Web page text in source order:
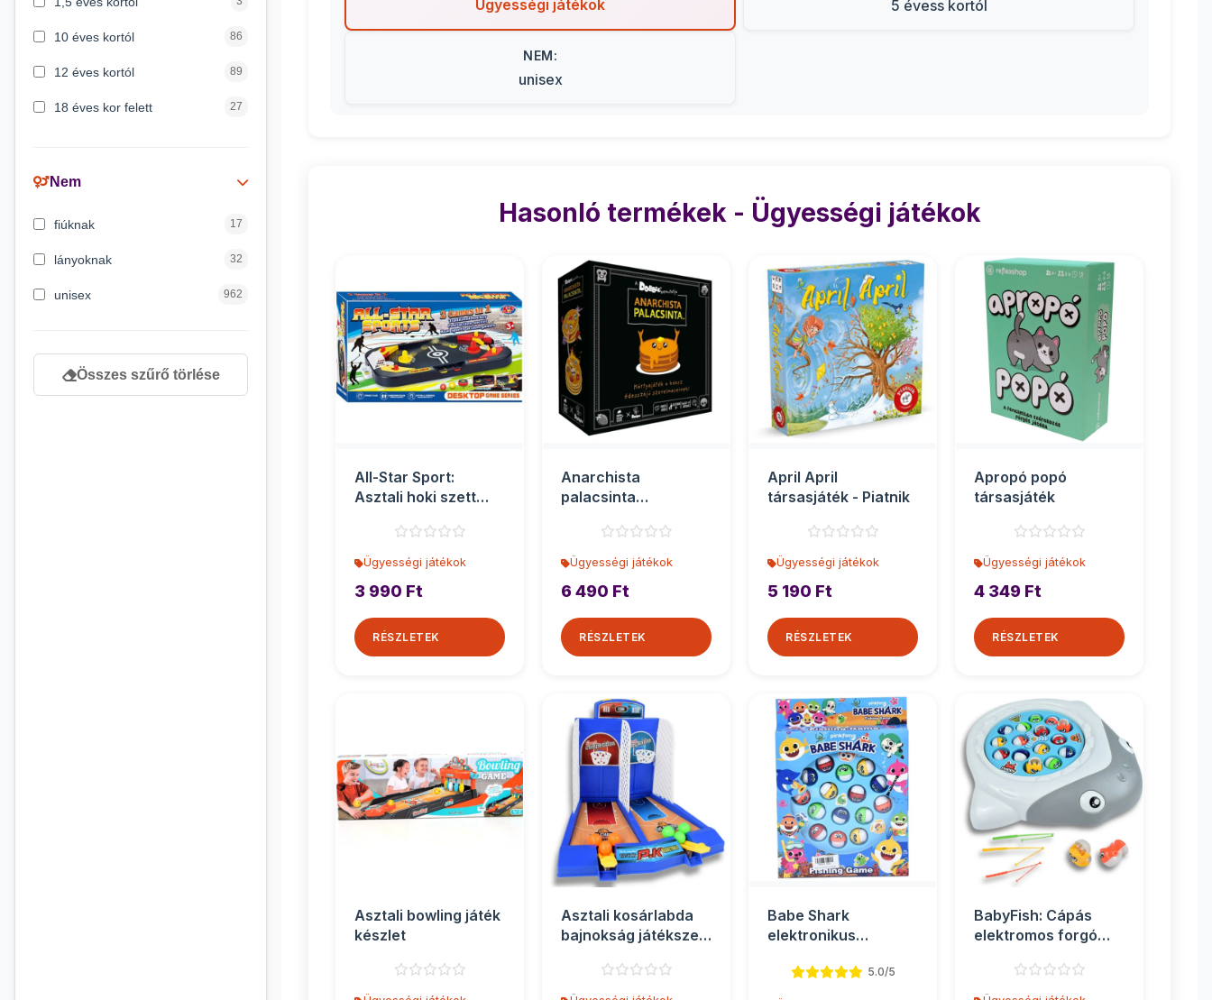
10 éves kortól 86
12 éves kortól 89
18 éves kor felett 27
3 éves kortól 200
7 éves kortól 53
Nem
fiúknak 17
lányoknak 32
unisex 962
Összes szűrő törlése
Ügyességi játékok 5 évess kortól
NEM:
unisex
Hasonló termékek - Ügyességi játékok
All-Star Sport:
Asztali hoki szett
Ügyességi játékok
3 990 Ft
RÉSZLETEK
Anarchista
palacsinta
Ügyességi játékok
6 490 Ft
RÉSZLETEK
April April
társasjáték - Piatnik
Ügyességi játékok
5 190 Ft
RÉSZLETEK
Apropó popó
társasjáték
Ügyességi játékok
4 349 Ft
RÉSZLETEK
Asztali bowling játék
készlet
Asztali kosárlabda
bajnokság játékszett
Babe Shark
elektronikus
5.0/5
BabyFish: Cápás
elektromos forgó
hanggal